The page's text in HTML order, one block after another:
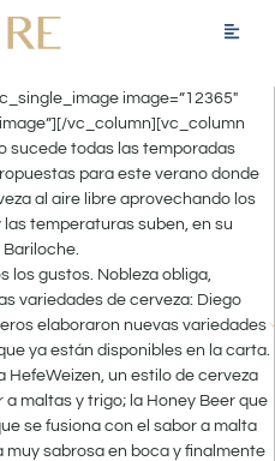
image=”12365″
vc_column][vc_column
sucede todas las temporadas
para este verano donde
al aire libre aprovechando los
temperaturas suben, en su
los gustos. Nobleza obliga,
variedades de cerveza: Diego
elaboraron nuevas variedades
ya están disponibles en la carta.
HefeWeizen, un estilo de cerveza
maltas y trigo; la Honey Beer que
se fusiona con el sabor a malta
sabrosa en boca y finalmente